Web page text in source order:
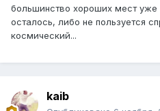
большинство хороших мест уже
осталось, либо не пользуется
космический...
kaib